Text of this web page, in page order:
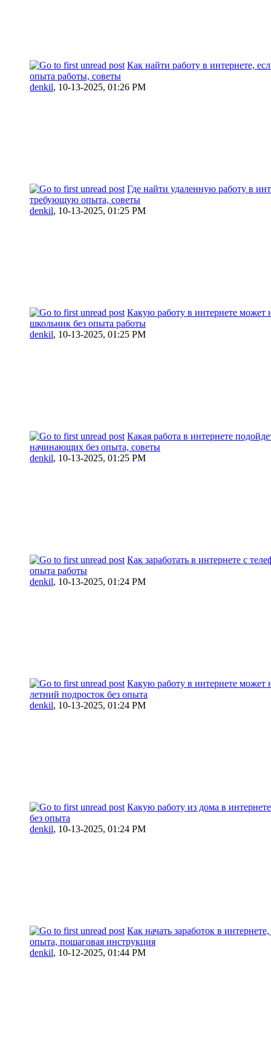
Как найти работу в интернете,
опыта работы, советы
denkil, 10-13-2025, 01:26 PM
Где найти удаленную работу в
требующую опыта, советы
denkil, 10-13-2025, 01:25 PM
Какую работу в интернете может
школьник без опыта работы
denkil, 10-13-2025, 01:25 PM
Какая работа в интернете
начинающих без опыта, советы
denkil, 10-13-2025, 01:25 PM
Как заработать в интернете с
опыта работы
denkil, 10-13-2025, 01:24 PM
Какую работу в интернете может
летний подросток без опыта
denkil, 10-13-2025, 01:24 PM
Какую работу из дома в
без опыта
denkil, 10-13-2025, 01:24 PM
Как начать заработок в
опыта, пошаговая инструкция
denkil, 10-12-2025, 01:44 PM